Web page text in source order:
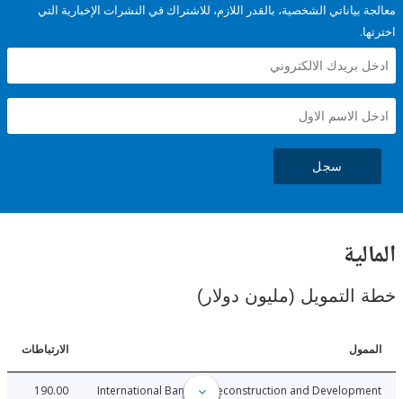
الشخصية، بالقدر اللازم، للاشتراك في النشرات الإخبارية التي
(مليون دولار)
الارتباطات
International Bank for Reconstruction and
190.00